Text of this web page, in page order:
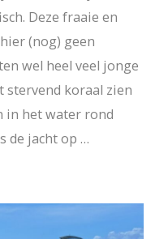
Deze fraaie en
(nog) geen
wel heel veel jonge
stervend koraal zien
in het water rond
de jacht op …